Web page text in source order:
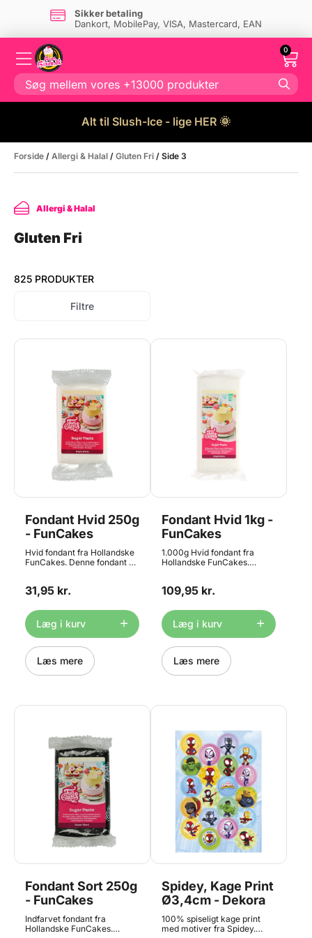
Sikker betaling
Dankort, MobilePay, VISA, Mastercard, EAN
0
Alt til Slush-Ice - lige HER 🌞
Forside / Allergi & Halal / Gluten Fri / Side 3
Allergi & Halal
Gluten Fri
825 PRODUKTER
Filtre
Fondant Hvid 250g
- FunCakes
Hvid fondant fra Hollandske
FunCakes. Denne fondant er
og modellering. Med en let
også kendt som
sukkermasse, sugarpaste,
sukkerdej, sukkerpasta eller
MMF – og bruges bl.a. som
overtræk til kager og
modellering af figurer.
Fondant bliver hårdt efter
den, så kan et par dråber
tæt lukket når den skal
opbevares. Der går ca. 500g
fondant til at overtrække en
rund kage, med en diameter
på ø25 cm. Funcakes Bright
White Fondant
31,95 kr.
Læg i kurv
Læs mere
Fondant Hvid 1kg -
FunCakes
1.000g Hvid fondant fra
Hollandske FunCakes.
struktur til overtrækning og
smag af vanille. Fondant er
også kendt som
sukkermasse, sugarpaste,
sukkerdej, sukkerpasta eller
MMF – og bruges bl.a. som
overtræk til kager og
modellering af figurer.
mens du skal arbejde med
madolie gøre underværker.
Sørg for at holde fondanten
tæt lukket når den skal
opbevares. Der går ca. 500g
fondant til at overtrække en
rund kage, med en diameter
på ø25 cm. Funcakes Bright
White Fondant
109,95 kr.
Læg i kurv
Læs mere
Fondant Sort 250g
- FunCakes
Indfarvet fondant fra
Hollandske FunCakes.
Spidey, Kage Print
Ø3,4cm - Dekora
100% spiseligt kage print
med motiver fra Spidey.